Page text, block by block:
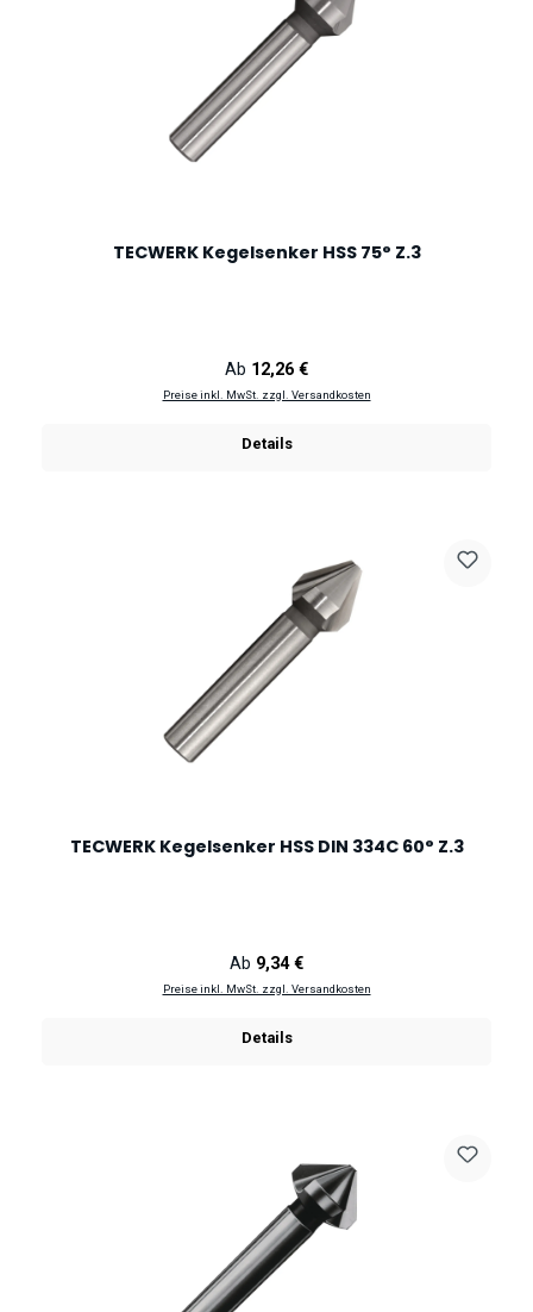
TECWERK Kegelsenker HSS 75° Z.3
Regulärer Preis:
Ab 12,26 €
Preise inkl. MwSt. zzgl. Versandkosten
Details
TECWERK Kegelsenker HSS DIN 334C 60° Z.3
Regulärer Preis:
Ab 9,34 €
Preise inkl. MwSt. zzgl. Versandkosten
Details